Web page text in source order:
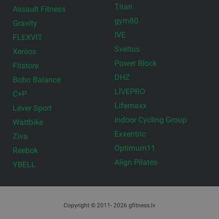
Assault Fitness
Gravity
FLEXVIT
Xenios
Fitstore
Bobo Balance
C+P
Lever Sport
Wattbike
Ziva
Reebok
YBELL
Titan
gym80
IVE
Sveltus
Power Block
DHZ
LIVEPRO
Lifemaxx
Indoor Cycling Group
Exxentric
Optimum11
Align Pilates
Copyright © 2011- 2026 gfitness.lv